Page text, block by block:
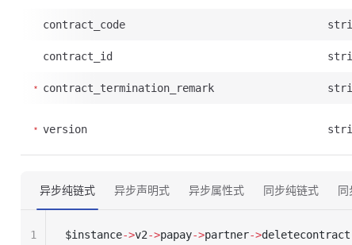
contract_code
contract_id
contract_termination_remark
version
异步纯链式 异步声明式 异步属性式 同步纯链式 同
$instance->v2->papay->partner->deletecontract
1